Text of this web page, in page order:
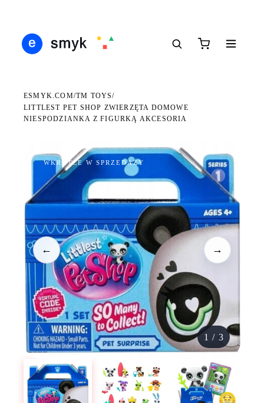
ESMYK.COM/TM TOYS/
LITTLEST PET SHOP ZWIERZĘTA DOMOWE
NIESPODZIANKA Z FIGURKĄ AKCESORIA
WKRÓTCE W SPRZEDAŻY
← →
1 / 3